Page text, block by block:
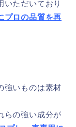
いただいており
プロの品質を再
強いものは素材
らの強い成分が